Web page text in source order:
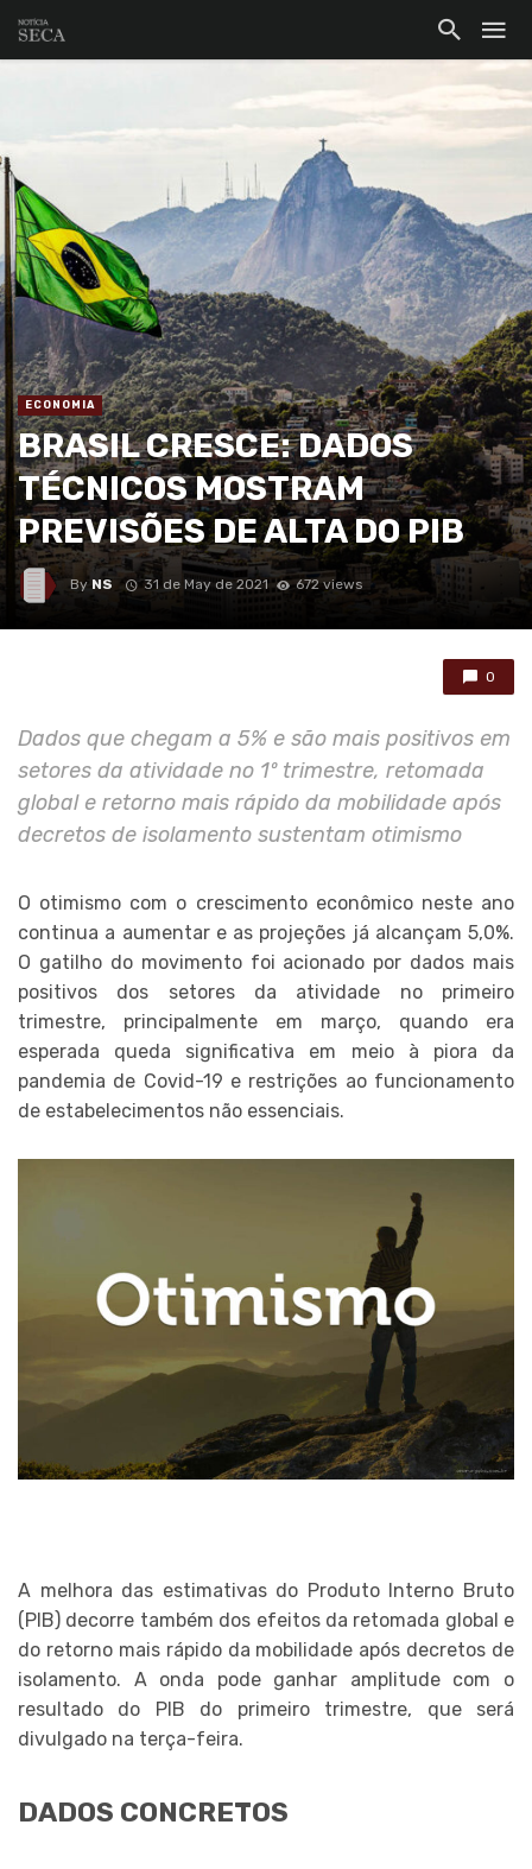
ECONOMIA
BRASIL CRESCE: DADOS
TÉCNICOS MOSTRAM
PREVISÕES DE ALTA DO PIB
By NS 31 de May de 2021 672 views
0
Dados que chegam a 5% e são mais positivos em
setores da atividade no 1º trimestre, retomada
global e retorno mais rápido da mobilidade após
decretos de isolamento sustentam otimismo
O otimismo com o crescimento econômico neste ano
continua a aumentar e as projeções já alcançam 5,0%.
O gatilho do movimento foi acionado por dados mais
positivos dos setores da atividade no primeiro
trimestre, principalmente em março, quando era
esperada queda significativa em meio à piora da
pandemia de Covid-19 e restrições ao funcionamento
de estabelecimentos não essenciais.
A melhora das estimativas do Produto Interno Bruto
(PIB) decorre também dos efeitos da retomada global e
do retorno mais rápido da mobilidade após decretos de
isolamento. A onda pode ganhar amplitude com o
resultado do PIB do primeiro trimestre, que será
divulgado na terça-feira.
DADOS CONCRETOS